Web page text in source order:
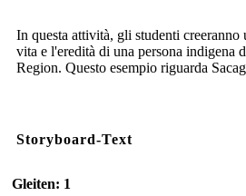
In questa attività, gli studenti
vita e l'eredità di una persona indigena
Region. Questo esempio riguarda
Storyboard-Text
Gleiten: 1